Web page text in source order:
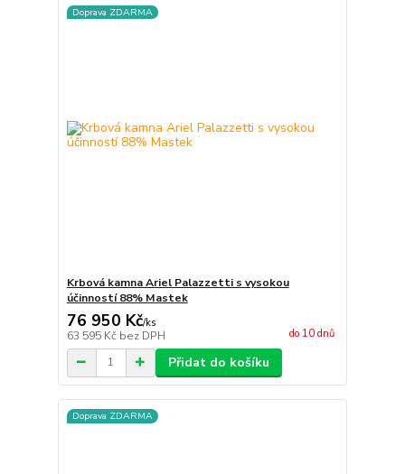
Doprava ZDARMA
Krbová kamna Ariel Palazzetti s vysokou
účinností 88% Mastek
76 950 Kč/ks
63 595 Kč bez DPH do 10 dnů
Přidat do košíku
Doprava ZDARMA